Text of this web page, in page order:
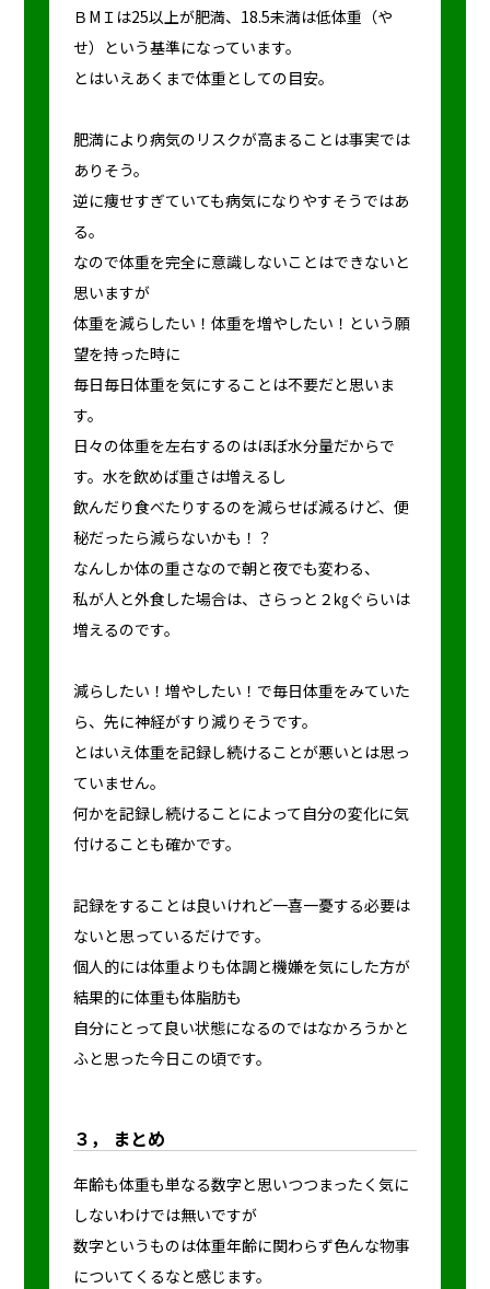
ＢМＩは25以上が肥満、18.5未満は低体重（や
せ）という基準になっています。
とはいえあくまで体重としての目安。
肥満により病気のリスクが高まることは事実では
ありそう。
逆に痩せすぎていても病気になりやすそうではあ
る。
なので体重を完全に意識しないことはできないと
思いますが
体重を減らしたい！体重を増やしたい！という願
望を持った時に
毎日毎日体重を気にすることは不要だと思いま
す。
日々の体重を左右するのはほぼ水分量だからで
す。水を飲めば重さは増えるし
飲んだり食べたりするのを減らせば減るけど、便
秘だったら減らないかも！？
なんしか体の重さなので朝と夜でも変わる、
私が人と外食した場合は、さらっと２㎏ぐらいは
増えるのです。
減らしたい！増やしたい！で毎日体重をみていた
ら、先に神経がすり減りそうです。
とはいえ体重を記録し続けることが悪いとは思っ
ていません。
何かを記録し続けることによって自分の変化に気
付けることも確かです。
記録をすることは良いけれど一喜一憂する必要は
ないと思っているだけです。
個人的には体重よりも体調と機嫌を気にした方が
結果的に体重も体脂肪も
自分にとって良い状態になるのではなかろうかと
ふと思った今日この頃です。
３， まとめ
年齢も体重も単なる数字と思いつつまったく気に
しないわけでは無いですが
数字というものは体重年齢に関わらず色んな物事
についてくるなと感じます。